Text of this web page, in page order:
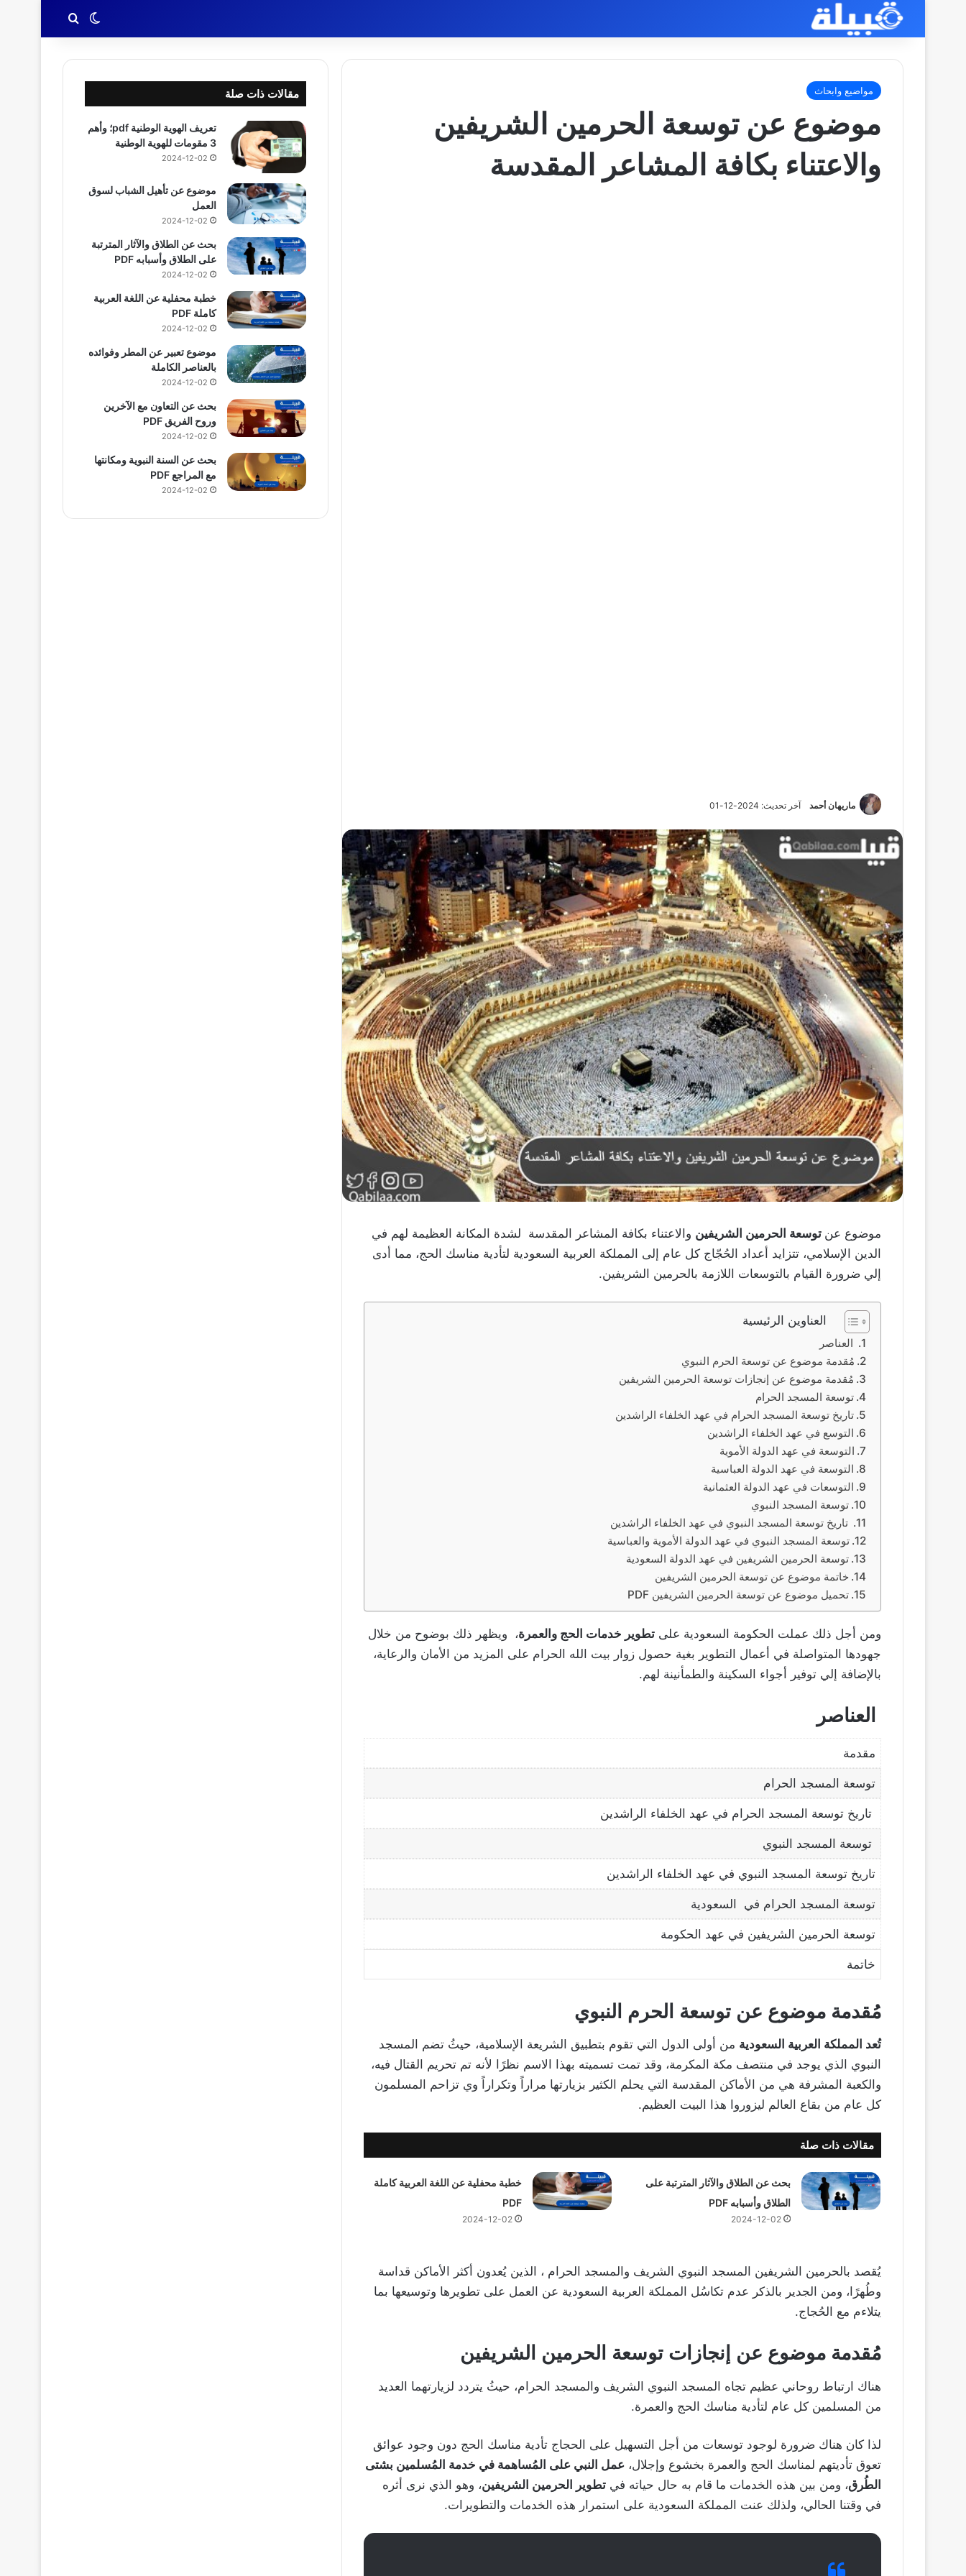
الوضع المظلم
بحث عن
مواضيع وابحاث
موضوع عن توسعة الحرمين الشريفين
والاعتناء بكافة المشاعر المقدسة
ماريهان أحمد آخر تحديث: 2024-12-01
موضوع عن توسعة الحرمين الشريفين والاعتناء بكافة المشاعر المقدسة لشدة المكانة العظيمة لهم في
الدين الإسلامي، تتزايد أعداد الحُجّاج كل عام إلى المملكة العربية السعودية لتأدية مناسك الحج، مما أدى
إلي ضرورة القيام بالتوسعات اللازمة بالحرمين الشريفين.
العناوين الرئيسية
العناصر
مُقدمة موضوع عن توسعة الحرم النبوي
مُقدمة موضوع عن إنجازات توسعة الحرمين الشريفين
توسعة المسجد الحرام
تاريخ توسعة المسجد الحرام في عهد الخلفاء الراشدين
التوسع في عهد الخلفاء الراشدين
التوسعة في عهد الدولة الأموية
التوسعة في عهد الدولة العباسية
التوسعات في عهد الدولة العثمانية
توسعة المسجد النبوي
تاريخ توسعة المسجد النبوي في عهد الخلفاء الراشدين
توسعة المسجد النبوي في عهد الدولة الأموية والعباسية
توسعة الحرمين الشريفين في عهد الدولة السعودية
خاتمة موضوع عن توسعة الحرمين الشريفين
تحميل موضوع عن توسعة الحرمين الشريفين PDF
ومن أجل ذلك عملت الحكومة السعودية على تطوير خدمات الحج والعمرة، ويظهر ذلك بوضوح من خلال
جهودها المتواصلة في أعمال التطوير بغية حصول زوار بيت الله الحرام على المزيد من الأمان والرعاية،
بالإضافة إلي توفير أجواء السكينة والطمأنينة لهم.
العناصر
مقدمة
توسعة المسجد الحرام
تاريخ توسعة المسجد الحرام في عهد الخلفاء الراشدين
توسعة المسجد النبوي
تاريخ توسعة المسجد النبوي في عهد الخلفاء الراشدين
توسعة المسجد الحرام في السعودية
توسعة الحرمين الشريفين في عهد الحكومة
خاتمة
مُقدمة موضوع عن توسعة الحرم النبوي
تُعد المملكة العربية السعودية من أولى الدول التي تقوم بتطبيق الشريعة الإسلامية، حيثُ تضم المسجد
النبوي الذي يوجد في منتصف مكة المكرمة، وقد تمت تسميته بهذا الاسم نظرًا لأنه تم تحريم القتال فيه،
والكعبة المشرفة هي من الأماكن المقدسة التي يحلم الكثير بزيارتها مراراً وتكراراً وي تزاحم المسلمون
كل عام من بقاع العالم ليزوروا هذا البيت العظيم.
مقالات ذات صلة
بحث عن الطلاق والآثار المترتبة على
الطلاق وأسبابه PDF
2024-12-02
خطبة محفلية عن اللغة العربية كاملة
PDF
2024-12-02
يُقصد بالحرمين الشريفين المسجد النبوي الشريف والمسجد الحرام ، الذين يُعدون أكثر الأماكن قداسة
وطُهرًا، ومن الجدير بالذكر عدم تكاسُل المملكة العربية السعودية عن العمل على تطويرها وتوسيعها بما
يتلاءم مع الحُجاج.
مُقدمة موضوع عن إنجازات توسعة الحرمين الشريفين
هناك ارتباط روحاني عظيم تجاه المسجد النبوي الشريف والمسجد الحرام، حيثُ يتردد لزيارتهما العديد
من المسلمين كل عام لتأدية مناسك الحج والعمرة.
لذا كان هناك ضرورة لوجود توسعات من أجل التسهيل على الحجاج تأدية مناسك الحج دون وجود عوائق
تعوق تأديتهم لمناسك الحج والعمرة بخشوع وإجلال، عمل النبي على المُساهمة في خدمة المُسلمين بشتى
الطُرق، ومن بين هذه الخدمات ما قام به حال حياته في تطوير الحرمين الشريفين، وهو الذي نرى أثره
في وقتنا الحالي، ولذلك عنت المملكة السعودية على استمرار هذه الخدمات والتطويرات.
مقالات ذات صلة
تعريف الهوية الوطنية pdf؛ وأهم
3 مقومات للهوية الوطنية
2024-12-02
موضوع عن تأهيل الشباب لسوق
العمل
2024-12-02
بحث عن الطلاق والآثار المترتبة
على الطلاق وأسبابه PDF
2024-12-02
خطبة محفلية عن اللغة العربية
كاملة PDF
2024-12-02
موضوع تعبير عن المطر وفوائده
بالعناصر الكاملة
2024-12-02
بحث عن التعاون مع الآخرين
وروح الفريق PDF
2024-12-02
بحث عن السنة النبوية ومكانتها
مع المراجع PDF
2024-12-02